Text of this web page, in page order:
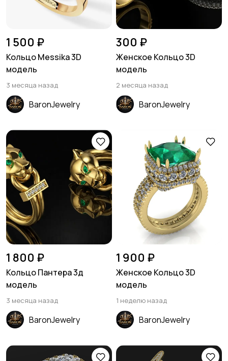
1 500 ₽
Кольцо Messika 3D
модель
3 месяца назад
BaronJewelry
300 ₽
Женское Кольцо 3D
модель
2 месяца назад
BaronJewelry
1 800 ₽
Кольцо Пантера 3д
модель
3 месяца назад
BaronJewelry
1 900 ₽
Женское Кольцо 3D
модель
1 неделю назад
BaronJewelry